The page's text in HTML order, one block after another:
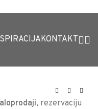
KONTAKT
, rezervaciju